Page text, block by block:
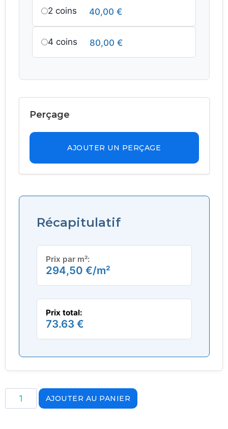
2 coins 40,00 €
4 coins 80,00 €
Perçage
AJOUTER UN PERÇAGE
Récapitulatif
Prix par m²:
294,50 €/m²
Prix total:
73.63 €
AJOUTER AU PANIER